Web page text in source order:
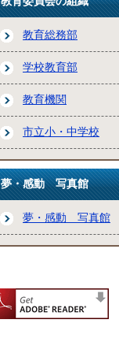
教育総務部
学校教育部
教育機関
市立小・中学校
夢・感動 写真館
夢・感動 写真館